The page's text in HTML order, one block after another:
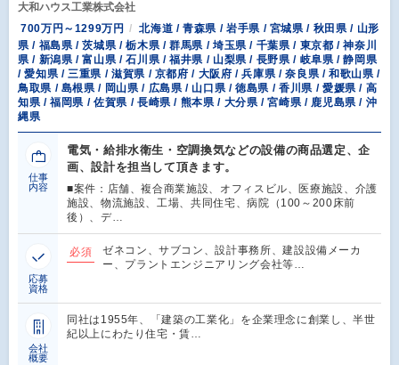
大和ハウス工業株式会社
700万円～1299万円
北海道 / 青森県 / 岩手県 / 宮城県 / 秋田県 / 山形
県 / 福島県 / 茨城県 / 栃木県 / 群馬県 / 埼玉県 / 千葉県 / 東京都 / 神奈川
県 / 新潟県 / 富山県 / 石川県 / 福井県 / 山梨県 / 長野県 / 岐阜県 / 静岡県
/ 愛知県 / 三重県 / 滋賀県 / 京都府 / 大阪府 / 兵庫県 / 奈良県 / 和歌山県 /
鳥取県 / 島根県 / 岡山県 / 広島県 / 山口県 / 徳島県 / 香川県 / 愛媛県 / 高
知県 / 福岡県 / 佐賀県 / 長崎県 / 熊本県 / 大分県 / 宮崎県 / 鹿児島県 / 沖
縄県
仕事
内容
電気・給排水衛生・空調換気などの設備の商品選定、企
画、設計を担当して頂きます。
■案件：店舗、複合商業施設、オフィスビル、医療施設、介護
施設、物流施設、工場、共同住宅、病院（100～200床前
後）、デ…
応募
資格
必須
ゼネコン、サブコン、設計事務所、建設設備メーカ
ー、プラントエンジニアリング会社等…
会社
概要
同社は1955年、「建築の工業化」を企業理念に創業し、半世
紀以上にわたり住宅・賃…